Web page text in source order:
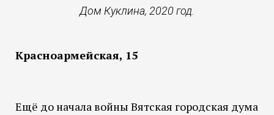
Дом Куклина, 2020 год.
Красноармейская, 15
Ещё до начала войны Вятская городская дума